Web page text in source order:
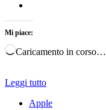
Mi piace:
Caricamento in corso…
Leggi tutto
Apple